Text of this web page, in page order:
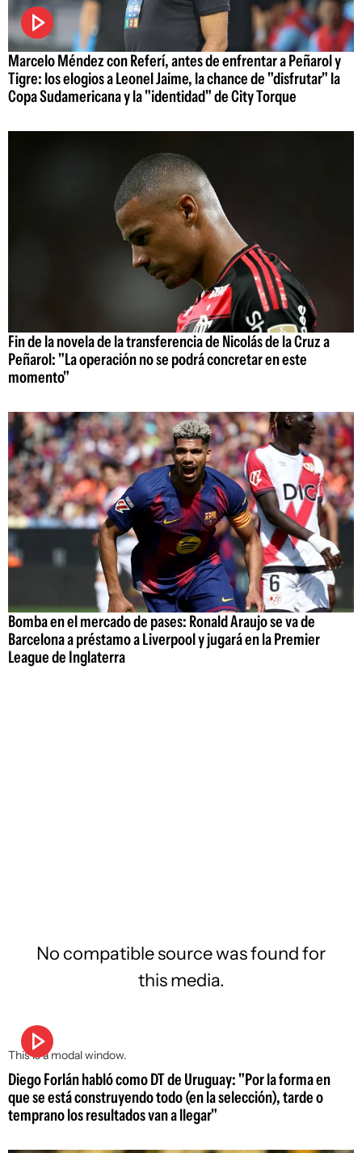
Marcelo Méndez con Referí, antes de enfrentar a Peñarol y
Tigre: los elogios a Leonel Jaime, la chance de "disfrutar" la
Copa Sudamericana y la "identidad" de City Torque
Fin de la novela de la transferencia de Nicolás de la Cruz a
Peñarol: "La operación no se podrá concretar en este
momento"
Bomba en el mercado de pases: Ronald Araujo se va de
Barcelona a préstamo a Liverpool y jugará en la Premier
League de Inglaterra
This is a modal window.
No compatible source was found for
this media.
Diego Forlán habló como DT de Uruguay: "Por la forma en
que se está construyendo todo (en la selección), tarde o
temprano los resultados van a llegar"